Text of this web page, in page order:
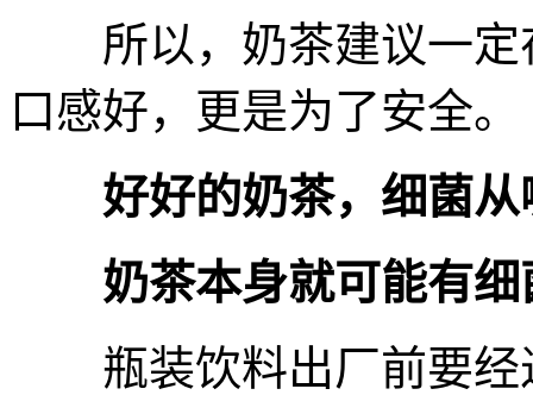
所以，奶茶建议一定
口感好，更是为了安全。
好好的奶茶，细菌
奶茶本身就可能有细
瓶装饮料出厂前要经